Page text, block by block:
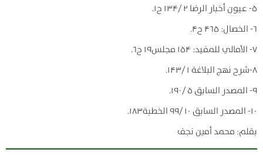
۵- عيون أخبار الرضا ۲ /۱۳۴ ح۱.
۶- الخصال: ۴۶۵ ح۴.
۷- الأمالي للمفيد: ۱۵۴ مجلس۱۹ ح۶.
۸-شرح نهج البلاغة ۱ /۱۴۳.
۹- المصدر السابق ۵ /۱۹۰.
۱۰- المصدر السابق ۱۰ /۹۹ الخطبة۱۸۳.
بقلم: محمد أمين نجف